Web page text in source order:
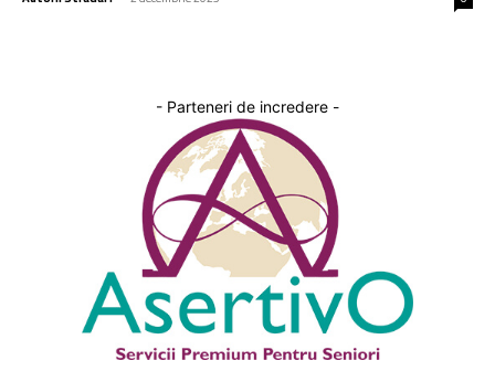
- Parteneri de incredere -